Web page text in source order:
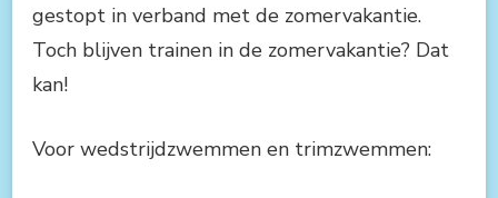
gestopt in verband met de zomervakantie.
Toch blijven trainen in de zomervakantie? Dat
kan!
Voor wedstrijdzwemmen en trimzwemmen: